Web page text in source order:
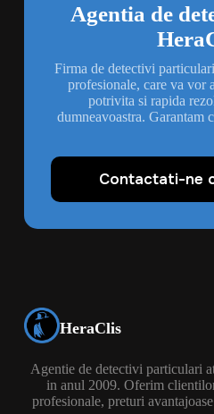
Agentia de
Firma de detectivi
profesionale, care va vor
potrivita si rapida
dumneavoastra. Garantam
Contactati-ne
HeraClis
Agentie de detectivi particulari
in anul 2009. Oferim
profesionale, preturi